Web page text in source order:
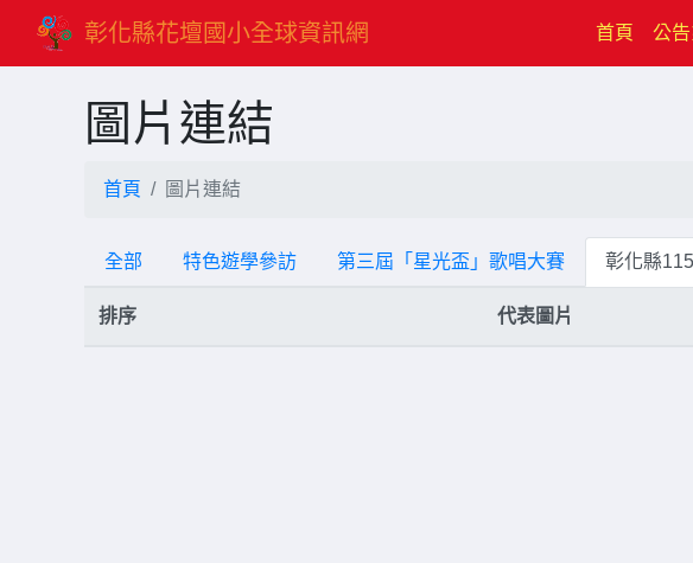
彰化縣花壇國小全球資訊網 首頁 公
圖片連結
首頁 圖片連結
全部 特色遊學參訪 第三屆「星光盃」歌唱大賽 彰化縣
排序 代表圖片